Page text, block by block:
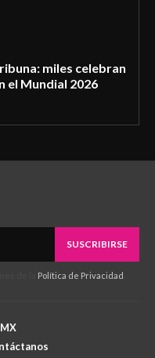
miles celebran
el Mundial 2026
SUSCRIBIRSE
Política de Privacidad